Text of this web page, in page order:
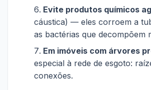
Evite produtos químicos
cáustica) — eles corroem a
as bactérias que decompõem
Em imóveis com árvores
especial à rede de esgoto:
conexões.